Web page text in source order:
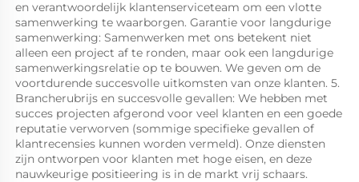
en verantwoordelijk klantenserviceteam om een vlotte
samenwerking te waarborgen. Garantie voor langdurige
samenwerking: Samenwerken met ons betekent niet
alleen een project af te ronden, maar ook een langdurige
samenwerkingsrelatie op te bouwen. We geven om de
voortdurende succesvolle uitkomsten van onze klanten. 5.
Brancherubrijs en succesvolle gevallen: We hebben met
succes projecten afgerond voor veel klanten en een goede
reputatie verworven (sommige specifieke gevallen of
klantrecensies kunnen worden vermeld). Onze diensten
zijn ontworpen voor klanten met hoge eisen, en deze
nauwkeurige positieering is in de markt vrij schaars.